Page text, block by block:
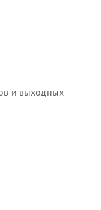
и выходных